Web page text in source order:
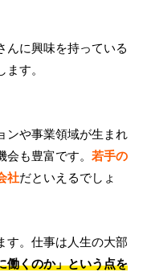
んに興味を持っている
す。
ンや事業領域が生まれ
会も豊富です。若手の
社だといえるでしょ
す。仕事は人生の大部
働くのか」という点を